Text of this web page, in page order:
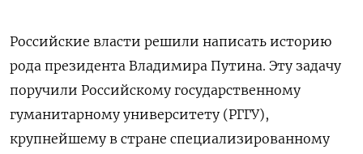
Российские власти решили написать историю
рода президента Владимира Путина. Эту задачу
поручили Российскому государственному
гуманитарному университету (РГГУ),
крупнейшему в стране специализированному